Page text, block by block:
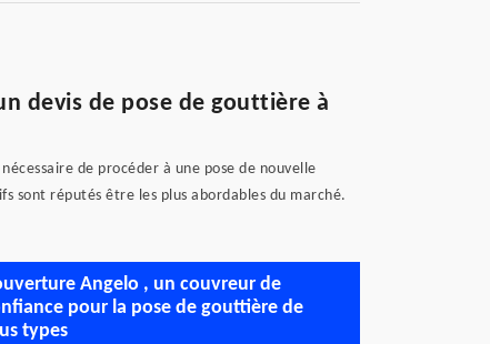
devis de pose de gouttière à
de procéder à une pose de nouvelle
sont réputés être les plus abordables du marché.
Angelo , un couvreur de
pour la pose de gouttière de
types